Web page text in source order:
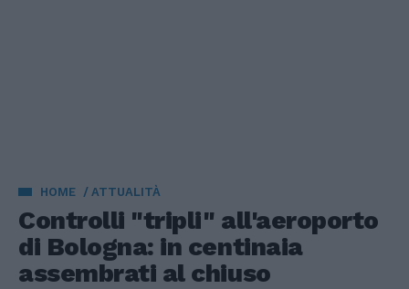
HOME ATTUALITÀ
Controlli "tripli" all'aeroporto
di Bologna: in centinaia
assembrati al chiuso